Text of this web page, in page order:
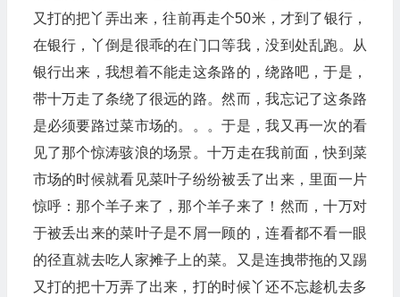
又打的把丫弄出来，往前再走个50米，才到了银行，
在银行，丫倒是很乖的在门口等我，没到处乱跑。从
银行出来，我想着不能走这条路的，绕路吧，于是，
带十万走了条绕了很远的路。然而，我忘记了这条路
是必须要路过菜市场的。。。于是，我又再一次的看
见了那个惊涛骇浪的场景。十万走在我前面，快到菜
市场的时候就看见菜叶子纷纷被丢了出来，里面一片
惊呼：那个羊子来了，那个羊子来了！然而，十万对
于被丢出来的菜叶子是不屑一顾的，连看都不看一眼
的径直就去吃人家摊子上的菜。又是连拽带拖的又踢
又打的把十万弄了出来，打的时候丫还不忘趁机去多